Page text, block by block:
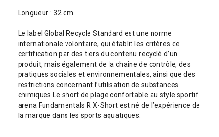
Longueur : 32 cm.
Le label Global Recycle Standard est une norme
internationale volontaire, qui établit les critères de
certification par des tiers du contenu recyclé d’un
produit, mais également de la chaîne de contrôle, des
pratiques sociales et environnementales, ainsi que des
restrictions concernant l’utilisation de substances
chimiques.Le short de plage confortable au style sportif
arena Fundamentals R X-Short est né de l’expérience de
la marque dans les sports aquatiques.